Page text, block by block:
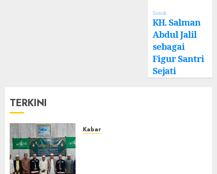
Sosok
KH. Salman
Abdul Jalil
sebagai
Figur Santri
Sejati
TERKINI
Kabar